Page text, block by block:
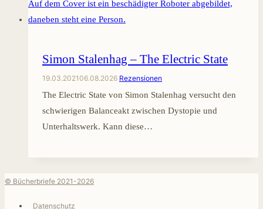
Simon Stalenhag – The Electric State
19.03.202106.08.2026 Rezensionen
The Electric State von Simon Stalenhag versucht den
schwierigen Balanceakt zwischen Dystopie und
Unterhaltswerk. Kann diese…
© Bücherbriefe 2021-2026
Datenschutz